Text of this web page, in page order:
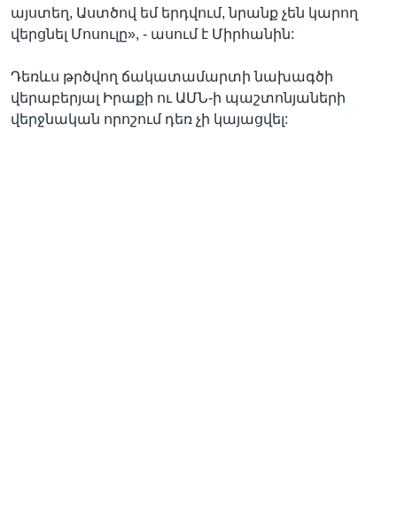
այստեղ, Աստծով եմ երդվում, նրանք չեն կարող
վերցնել Մոսուլը», - ասում է Միրհանին:
Դեռևս թրծվող ճակատամարտի նախագծի
վերաբերյալ Իրաքի ու ԱՄՆ-ի պաշտոնյաների
վերջնական որոշում դեռ չի կայացվել: